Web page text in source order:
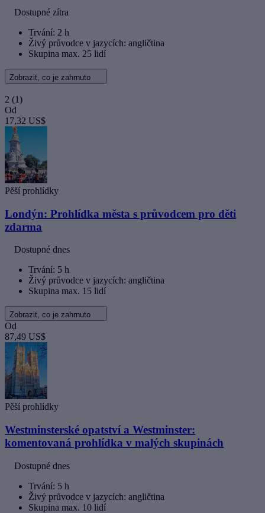
Dostupné zítra
Trvání: 2 h
Živý průvodce v jazycích: angličtina
Skupina max. 25 lidí
Zobrazit, co je zahrnuto
2 (1)
Od
17,32 US$
Pěší prohlídky
Londýn: Prohlídka města s průvodcem pro děti
zdarma
Dostupné dnes
Trvání: 5 h
Živý průvodce v jazycích: angličtina
Skupina max. 15 lidí
Zobrazit, co je zahrnuto
Od
87,49 US$
Pěší prohlídky
Westminsterské opatství a Westminster:
komentovaná prohlídka v malých skupinách
Dostupné dnes
Trvání: 5 h
Živý průvodce v jazycích: angličtina
Skupina max. 10 lidí